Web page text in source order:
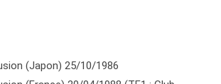
(Japon) 25/10/1986